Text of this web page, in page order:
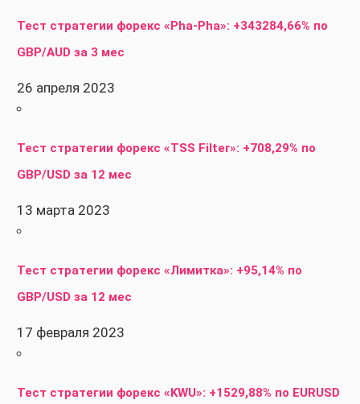
Тест стратегии форекс «Pha-Pha»: +343284,66% по
GBP/AUD за 3 мес
26 апреля 2023
Тест стратегии форекс «TSS Filter»: +708,29% по
GBP/USD за 12 мес
13 марта 2023
Тест стратегии форекс «Лимитка»: +95,14% по
GBP/USD за 12 мес
17 февраля 2023
Тест стратегии форекс «KWU»: +1529,88% по EURUSD